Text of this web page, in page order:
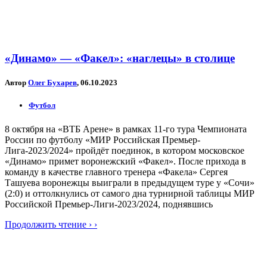
«Динамо» — «Факел»: «наглецы» в столице
Автор Олег Бухарев, 06.10.2023
Футбол
8 октября на «ВТБ Арене» в рамках 11-го тура Чемпионата
России по футболу «МИР Российская Премьер-
Лига-2023/2024» пройдёт поединок, в котором московское
«Динамо» примет воронежский «Факел». После прихода в
команду в качестве главного тренера «Факела» Сергея
Ташуева воронежцы выиграли в предыдущем туре у «Сочи»
(2:0) и оттолкнулись от самого дна турнирной таблицы МИР
Российской Премьер-Лиги-2023/2024, поднявшись
Продолжить чтение › ›